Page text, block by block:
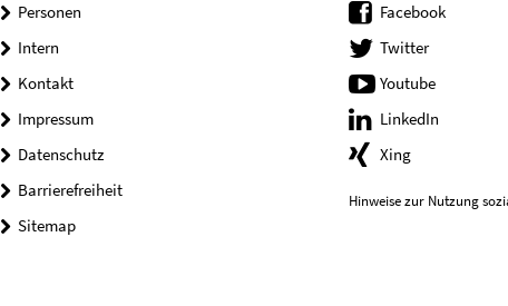
Personen
Intern
Kontakt
Impressum
Datenschutz
Barrierefreiheit
Sitemap
Facebook
Twitter
Youtube
LinkedIn
Xing
Hinweise zur Nutzung